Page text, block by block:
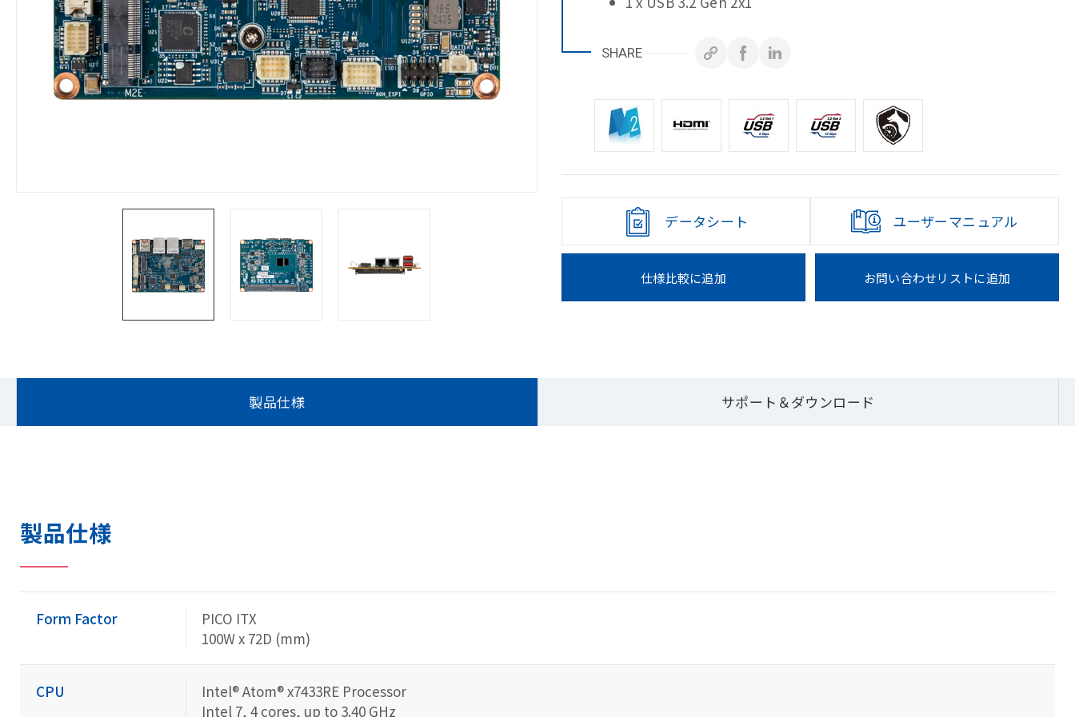
Wide Temperature Board
SHARE
データシート ユーザーマニュアル
仕様比較に追加 お問い合わせリストに追加
製品仕様 サポート＆ダウンロード
製品仕様
Form Factor
PICO ITX
100W x 72D (mm)
CPU
Intel® Atom® x7433RE Processor
Intel 7, 4 cores, up to 3.40 GHz